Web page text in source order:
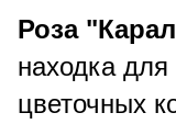
Роза
находка для
цветочных